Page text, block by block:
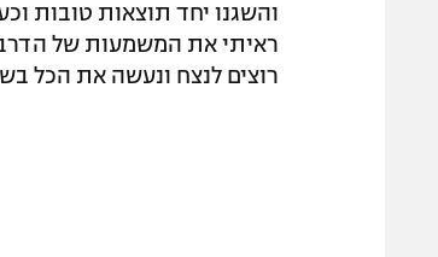
והשגנו יחד תוצאות טובות
רוצים לנצח ונעשה את הכל